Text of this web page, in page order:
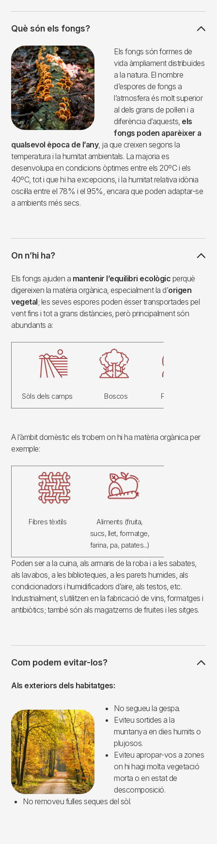
Què són els fongs?
Imagen
Els fongs són formes de
vida àmpliament distribuïdes
a la natura. El nombre
d’espores de fongs a
l’atmosfera és molt superior
al dels grans de pol·len i a
diferència d’aquests, els
fongs poden aparèixer a
qualsevol època de l’any, ja que creixen segons la
temperatura i la humitat ambientals. La majoria es
desenvolupa en condicions òptimes entre els 20ºC i els
40ºC, tot i que hi ha excepcions, i la humitat relativa idònia
oscil·la entre el 78% i el 95%, encara que poden adaptar-se
a ambients més secs.
On n’hi ha?
Els fongs ajuden a mantenir l’equilibri ecològic perquè
digereixen la matèria orgànica, especialment la d’origen
vegetal; les seves espores poden ésser transportades pel
vent fins i tot a grans distàncies, però principalment són
abundants a:
Imagen
Sòls dels camps Boscos Parcs i jardins
A l’àmbit domèstic els trobem on hi ha matèria orgànica per
exemple:
Imagen
Fibres tèxtils
Aliments (fruita,
sucs, llet, formatge,
farina, pa, patates...)
Poden ser a la cuina, als armaris de la roba i a les sabates,
als lavabos, a les biblioteques, a les parets humides, als
condicionadors i humidificadors d’aire, als testos, etc.
Industrialment, s’utilitzen en la fabricació de vins, formatges i
antibiòtics; també són als magatzems de fruites i les sitges.
Com podem evitar-los?
Als exteriors dels habitatges:
Imagen
No segueu la gespa.
Eviteu sortides a la
muntanya en dies humits o
plujosos.
Eviteu apropar-vos a zones
on hi hagi molta vegetació
morta o en estat de
descomposició.
No removeu fulles seques del sòl.